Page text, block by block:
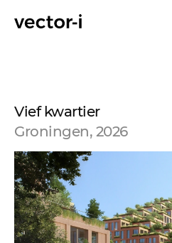
Vief kwartier
Groningen, 2026